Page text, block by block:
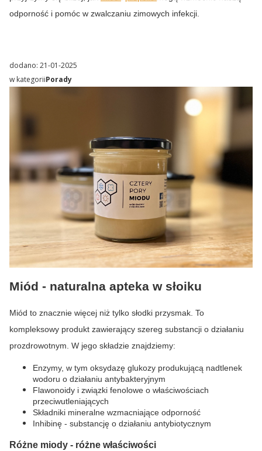
odporność i pomóc w zwalczaniu zimowych infekcji.
dodano: 21-01-2025
w kategoriiPorady
Miód - naturalna apteka w słoiku
Miód to znacznie więcej niż tylko słodki przysmak. To
kompleksowy produkt zawierający szereg substancji o działaniu
prozdrowotnym. W jego składzie znajdziemy:
Enzymy, w tym oksydazę glukozy produkującą nadtlenek
wodoru o działaniu antybakteryjnym
Flawonoidy i związki fenolowe o właściwościach
przeciwutleniających
Składniki mineralne wzmacniające odporność
Inhibinę - substancję o działaniu antybiotycznym
Różne miody - różne właściwości